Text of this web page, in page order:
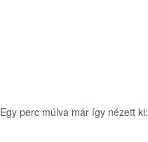
Egy perc múlva már így nézett ki: